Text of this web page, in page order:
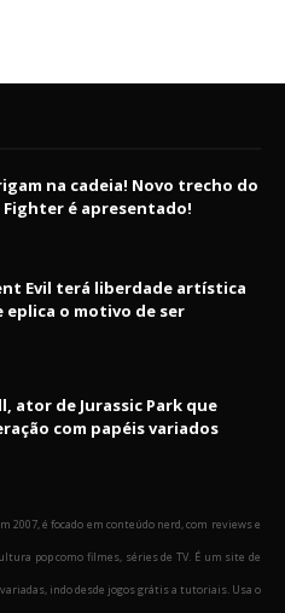
na cadeia! Novo trecho do
é apresentado!
Evil terá liberdade artística
o motivo de ser
ator de Jurassic Park que
com papéis variados
2007, é focado em conteúdo nerd, com reviews e
pop como filmes, séries de TV. É um site de
indo desde jogos grátis a tutoriais. Usa o